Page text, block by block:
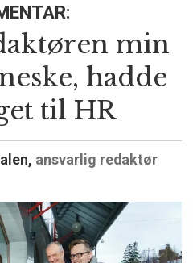
min
hadde
til HR
ansvarlig redaktør